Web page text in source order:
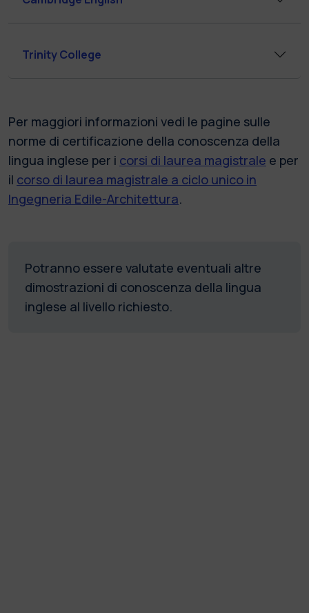
Trinity College
Per maggiori informazioni vedi le pagine sulle
norme di certificazione della conoscenza della
lingua inglese per i corsi di laurea magistrale e per
il corso di laurea magistrale a ciclo unico in
Ingegneria Edile-Architettura.
Potranno essere valutate eventuali altre
dimostrazioni di conoscenza della lingua
inglese al livello richiesto.